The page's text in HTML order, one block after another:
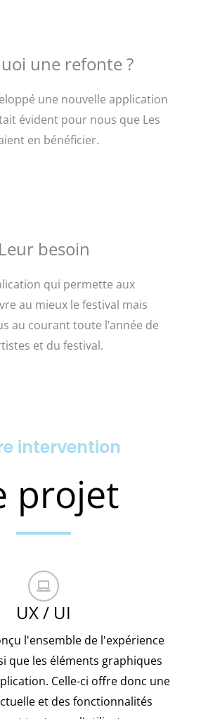
une refonte ?
une nouvelle application
évident pour nous que Les
en bénéficier.
Leur besoin
qui permette aux
au mieux le festival mais
au courant toute l’année de
et du festival.
intervention
projet
UX / UI
l'ensemble de l'expérience
que les éléments graphiques
Celle-ci offre donc une
et des fonctionnalités